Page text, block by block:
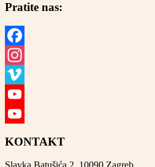
Pratite nas:
Facebook
Instagram
Vimeo
YouTube
KONTAKT